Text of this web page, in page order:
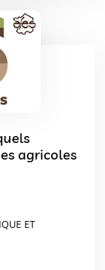
agricoles
ET